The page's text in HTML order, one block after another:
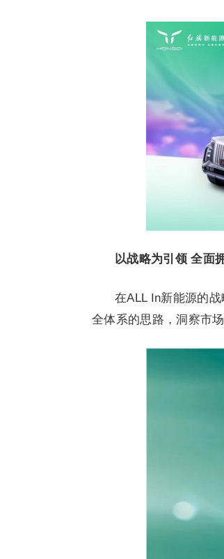
以战略为引领 全面
在ALL In新能源的
全体系的思路，洞察市